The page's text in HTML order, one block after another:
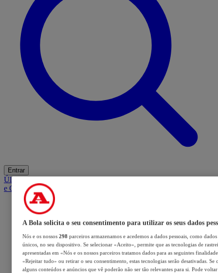
Entrar
ÚltimasMercadoOpiniãoiGaming HubA BOLA SUGEREBarba
e Cabelo
A Bola solicita o seu consentimento para utilizar os seus dados
Nós e os nossos 298 parceiros armazenamos e acedemos a dados pessoais, como
únicos, no seu dispositivo. Se selecionar «Aceito», permite que as tecnologias de
apresentadas em «Nós e os nossos parceiros tratamos dados para as seguintes
«Rejeitar tudo» ou retirar o seu consentimento, estas tecnologias serão desativadas. Se
alguns conteúdos e anúncios que vê poderão não ser tão relevantes para si. Pode voltar